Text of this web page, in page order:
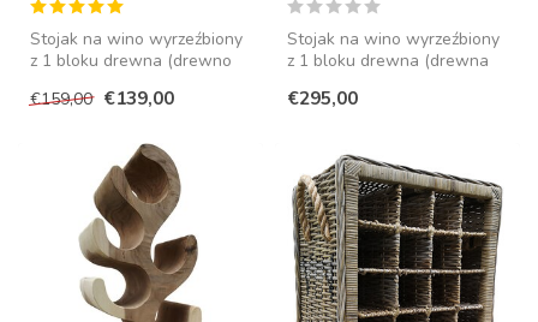
Stojak na wino wyrzeźbiony
z 1 bloku drewna (drewno
pomieścić...
€159,00 €139,00
Stojak na wino wyrzeźbiony
z 1 bloku drewna (drewna
pomieścić...
€295,00